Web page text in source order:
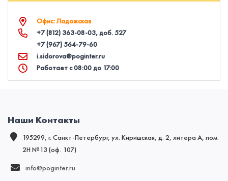
Офис: Ладожская
+7 (812) 363‑08‑03, доб. 527
+7 (967) 564‑79‑60
i.sidorova@poginter.ru
Работает с 08:00 до 17:00
Наши Контакты
195299, г. Санкт-Петербург, ул. Киришская, д. 2, литера А, пом.
2Н №13 (оф. 107)
info@poginter.ru